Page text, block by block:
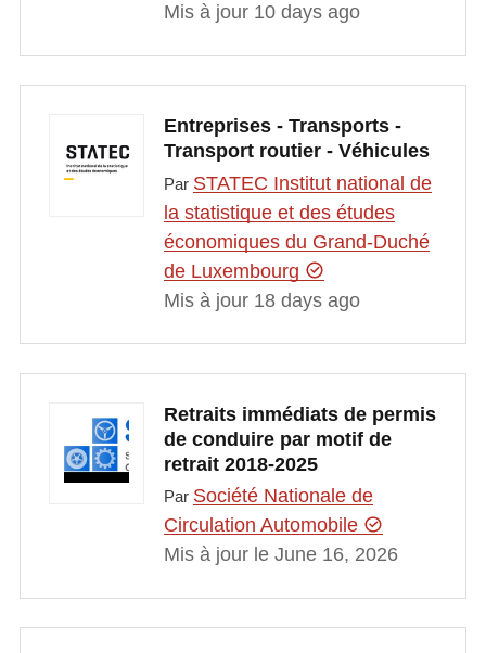
Mis à jour 10 days ago
Entreprises - Transports -
Transport routier - Véhicules
Par STATEC Institut national de
la statistique et des études
économiques du Grand-Duché
de Luxembourg
Mis à jour 18 days ago
Retraits immédiats de permis
de conduire par motif de
retrait 2018-2025
Par Société Nationale de
Circulation Automobile
Mis à jour le June 16, 2026